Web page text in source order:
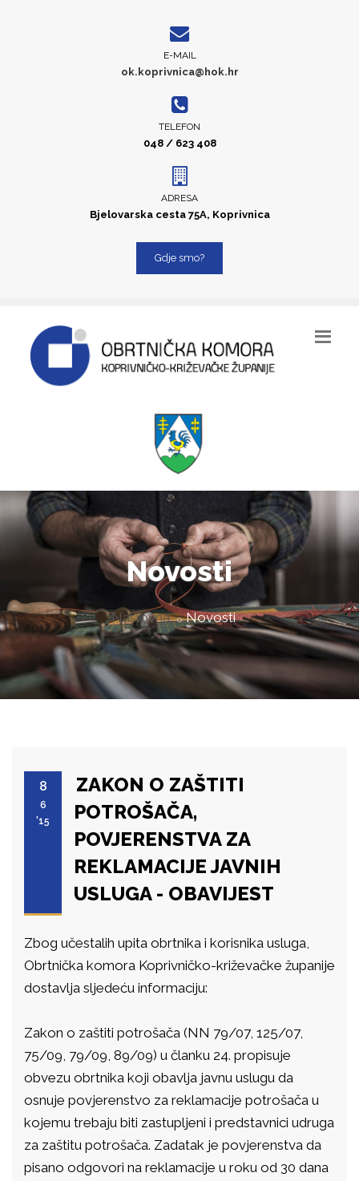
E-MAIL
ok.koprivnica@hok.hr
TELEFON
048 / 623 408
ADRESA
Bjelovarska cesta 75A, Koprivnica
Gdje smo?
Novosti
Naslovna Novosti
8
6
'15
ZAKON O ZAŠTITI
POTROŠAČA,
POVJERENSTVA ZA
REKLAMACIJE JAVNIH
USLUGA - OBAVIJEST
Zbog učestalih upita obrtnika i korisnika usluga,
Obrtnička komora Koprivničko-križevačke županije
dostavlja sljedeću informaciju:
Zakon o zaštiti potrošača (NN 79/07, 125/07,
75/09, 79/09, 89/09) u članku 24. propisuje
obvezu obrtnika koji obavlja javnu uslugu da
osnuje povjerenstvo za reklamacije potrošača u
kojemu trebaju biti zastupljeni i predstavnici udruga
za zaštitu potrošača. Zadatak je povjerenstva da
pisano odgovori na reklamacije u roku od 30 dana